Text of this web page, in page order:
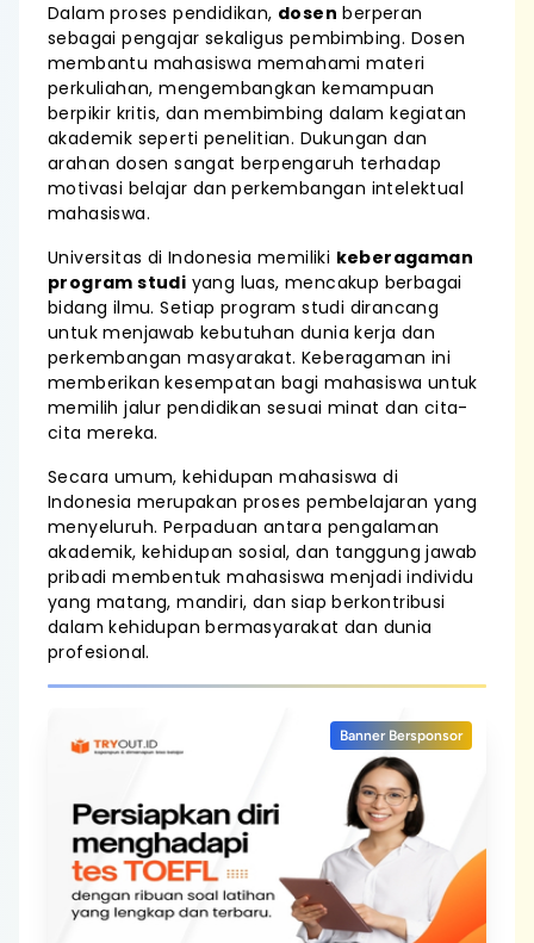
Dalam proses pendidikan, dosen berperan
sebagai pengajar sekaligus pembimbing. Dosen
membantu mahasiswa memahami materi
perkuliahan, mengembangkan kemampuan
berpikir kritis, dan membimbing dalam kegiatan
akademik seperti penelitian. Dukungan dan
arahan dosen sangat berpengaruh terhadap
motivasi belajar dan perkembangan intelektual
mahasiswa.
Universitas di Indonesia memiliki keberagaman
program studi yang luas, mencakup berbagai
bidang ilmu. Setiap program studi dirancang
untuk menjawab kebutuhan dunia kerja dan
perkembangan masyarakat. Keberagaman ini
memberikan kesempatan bagi mahasiswa untuk
memilih jalur pendidikan sesuai minat dan cita-
cita mereka.
Secara umum, kehidupan mahasiswa di
Indonesia merupakan proses pembelajaran yang
menyeluruh. Perpaduan antara pengalaman
akademik, kehidupan sosial, dan tanggung jawab
pribadi membentuk mahasiswa menjadi individu
yang matang, mandiri, dan siap berkontribusi
dalam kehidupan bermasyarakat dan dunia
profesional.
Banner Bersponsor